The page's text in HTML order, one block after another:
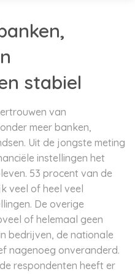
stabiel
van
meer banken,
Uit de jongste meting
instellingen het
53 procent van de
veel of heel veel
De overige
of helemaal geen
bedrijven, de nationale
nagenoeg onveranderd.
respondenten heeft er